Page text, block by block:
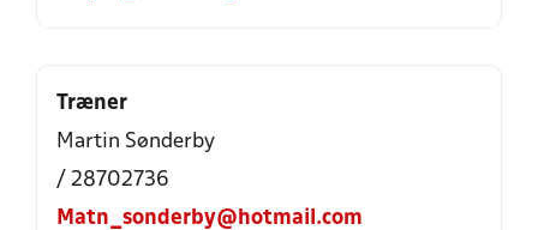
Træner
Martin Sønderby
/ 28702736
Matn_sonderby@hotmail.com